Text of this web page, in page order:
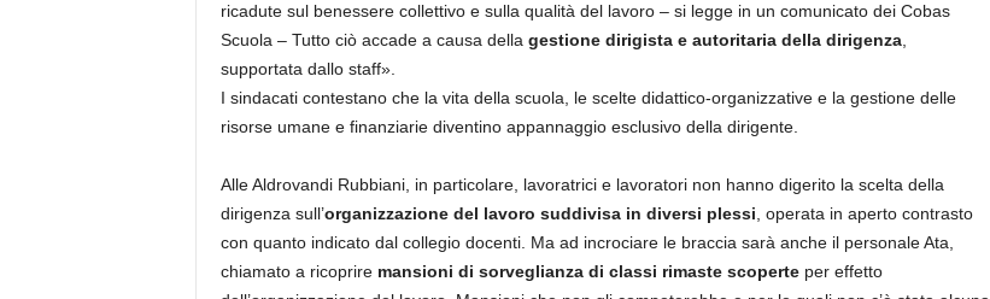
ricadute sul benessere collettivo e sulla qualità del lavoro – si legge in un comunicato dei Cobas
Scuola – Tutto ciò accade a causa della gestione dirigista e autoritaria della dirigenza,
supportata dallo staff».
I sindacati contestano che la vita della scuola, le scelte didattico-organizzative e la gestione delle
risorse umane e finanziarie diventino appannaggio esclusivo della dirigente.
Alle Aldrovandi Rubbiani, in particolare, lavoratrici e lavoratori non hanno digerito la scelta della
dirigenza sull’organizzazione del lavoro suddivisa in diversi plessi , operata in aperto contrasto
con quanto indicato dal collegio docenti. Ma ad incrociare le braccia sarà anche il personale Ata,
chiamato a ricoprire mansioni di sorveglianza di classi rimaste scoperteper effetto